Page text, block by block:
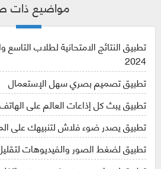
مواضيع ذات
تطبيق النتائج الامتحانية لطلاب التاسع
2024
تطبيق تصميم بصري سهل الإستعمال
تطبيق يبث كل إذاعات العالم على
تطبيق يصدر ضوء فلاش لتنبيهك على
تطبيق لضغط الصور والفيديوهات